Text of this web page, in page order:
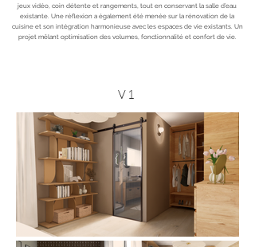
jeux vidéo, coin détente et rangements, tout en conservant la salle d’eau
existante. Une réflexion a également été menée sur la rénovation de la
cuisine et son intégration harmonieuse avec les espaces de vie existants. Un
projet mêlant optimisation des volumes, fonctionnalité et confort de vie.
V1